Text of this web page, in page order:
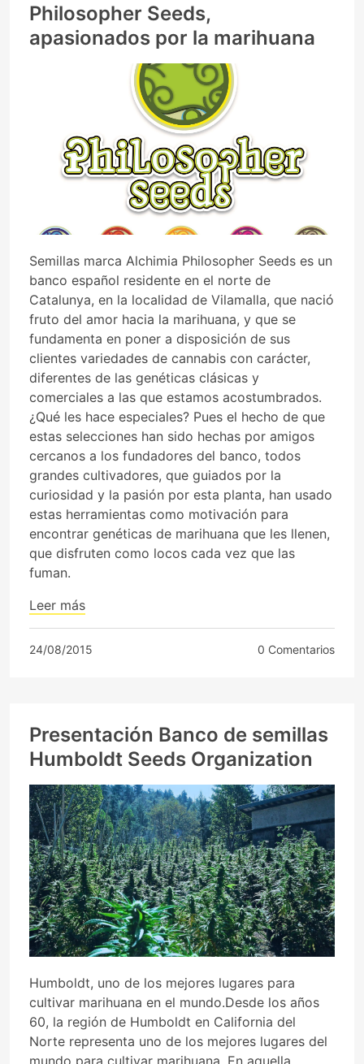
Philosopher Seeds,
apasionados por la marihuana
Semillas marca Alchimia Philosopher Seeds es un
banco español residente en el norte de
Catalunya, en la localidad de Vilamalla, que nació
fruto del amor hacia la marihuana, y que se
fundamenta en poner a disposición de sus
clientes variedades de cannabis con carácter,
diferentes de las genéticas clásicas y
comerciales a las que estamos acostumbrados.
¿Qué les hace especiales? Pues el hecho de que
estas selecciones han sido hechas por amigos
cercanos a los fundadores del banco, todos
grandes cultivadores, que guiados por la
curiosidad y la pasión por esta planta, han usado
estas herramientas como motivación para
encontrar genéticas de marihuana que les llenen,
que disfruten como locos cada vez que las
fuman.
Leer más
24/08/2015 0 Comentarios
Presentación Banco de semillas
Humboldt Seeds Organization
Humboldt, uno de los mejores lugares para
cultivar marihuana en el mundo.Desde los años
60, la región de Humboldt en California del
Norte representa uno de los mejores lugares del
mundo para cultivar marihuana. En aquella